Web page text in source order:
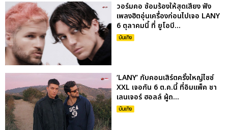
วอร์มคอ ซ้อมร้องให้สุดเสียง ฟัง
เพลงฮิตอุ่นเครื่องก่อนไปเจอ LANY
6 ตุลาคมนี้ ที่ ยูโอบี...
บันเทิง
‘LANY’ กับคอนเสิร์ตครั้งใหญ่ไซซ์
XXL เจอกัน 6 ต.ค.นี้ ที่อิมแพ็ค ชา
เลนเจอร์ ฮอลล์ ผู้ถ...
บันเทิง